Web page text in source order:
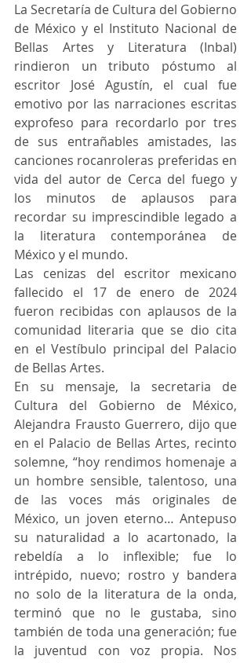
La Secretaría de Cultura del Gobierno
de México y el Instituto Nacional de
Bellas Artes y Literatura (Inbal)
rindieron un tributo póstumo al
escritor José Agustín, el cual fue
emotivo por las narraciones escritas
exprofeso para recordarlo por tres
de sus entrañables amistades, las
canciones rocanroleras preferidas en
vida del autor de Cerca del fuego y
los minutos de aplausos para
recordar su imprescindible legado a
la literatura contemporánea de
México y el mundo.
Las cenizas del escritor mexicano
fallecido el 17 de enero de 2024
fueron recibidas con aplausos de la
comunidad literaria que se dio cita
en el Vestíbulo principal del Palacio
de Bellas Artes.
En su mensaje, la secretaria de
Cultura del Gobierno de México,
Alejandra Frausto Guerrero, dijo que
en el Palacio de Bellas Artes, recinto
solemne, “hoy rendimos homenaje a
un hombre sensible, talentoso, una
de las voces más originales de
México, un joven eterno… Antepuso
su naturalidad a lo acartonado, la
rebeldía a lo inflexible; fue lo
intrépido, nuevo; rostro y bandera
no solo de la literatura de la onda,
terminó que no le gustaba, sino
también de toda una generación; fue
la juventud con voz propia. Nos